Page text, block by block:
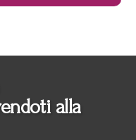
alla